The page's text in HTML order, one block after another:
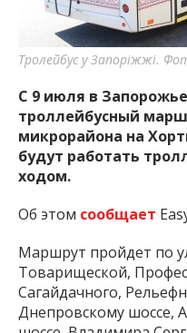
Тролейбус у Запоріжжі.
С 9 июля в
троллейбусный
микрорайона на
будут работать
ходом.
Об этом сообщает
Маршрут пройдет по
Товарищеской,
Сагайдачного,
Днепровскому шоссе,